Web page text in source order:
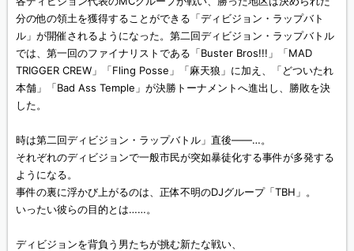
分の他の領土を獲得することができる「ディビジョン・ラップバト
ル」が開催されるようになった。第二回ディビジョン・ラップバトル
では、第一回のファイナリストである「Buster Bros!!!」「MAD
TRIGGER CREW」「Fling Posse」「麻天狼」に加え、「どついたれ
本舗」「Bad Ass Temple」が決勝トーナメントへ進出し、勝敗を決
した。
時は第二回ディビジョン・ラップバトル」直後――…。
それぞれのディビジョンで一般市民が突如暴徒化する事件が多発する
ようになる。
事件の裏に浮かび上がるのは、正体不明のDJグループ「TBH」。
いったい彼らの目的とは……。
ディビジョンを背負う男たちが挑む新たな戦い、